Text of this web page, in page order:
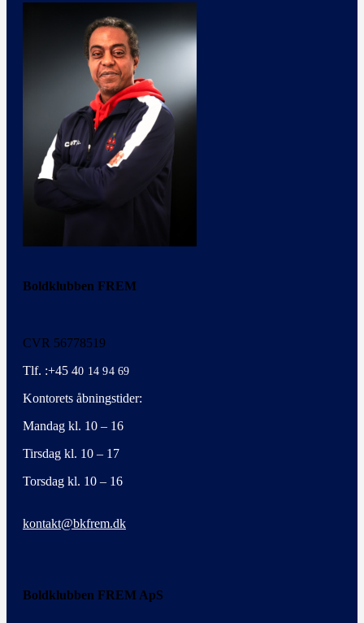
Boldklubben FREM
CVR 56778519
Tlf. :+45 40 14 94 69
Kontorets åbningstider:
Mandag kl. 10 – 16
Tirsdag kl. 10 – 17
Torsdag kl. 10 – 16
kontakt@bkfrem.dk
Boldklubben FREM ApS